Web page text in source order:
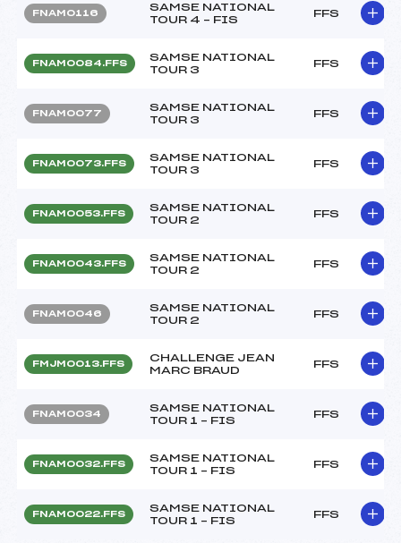
FNAM0116
SAMSE NATIONAL
TOUR 4 – FIS
FFS
FNAM0084.FFS
SAMSE NATIONAL
TOUR 3
FFS
FNAM0077
SAMSE NATIONAL
TOUR 3
FFS
FNAM0073.FFS
SAMSE NATIONAL
TOUR 3
FFS
FNAM0053.FFS
SAMSE NATIONAL
TOUR 2
FFS
FNAM0043.FFS
SAMSE NATIONAL
TOUR 2
FFS
FNAM0046
SAMSE NATIONAL
TOUR 2
FFS
FMJM0013.FFS
CHALLENGE JEAN
MARC BRAUD
FFS
FNAM0034
SAMSE NATIONAL
TOUR 1 – FIS
FFS
FNAM0032.FFS
SAMSE NATIONAL
TOUR 1 – FIS
FFS
FNAM0022.FFS
SAMSE NATIONAL
TOUR 1 – FIS
FFS